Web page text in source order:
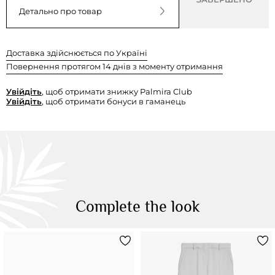
Детально про товар
Доставка здійснюється по Україні
Повернення протягом 14 днів з моменту отримання
Увійдіть, щоб отримати знижку Palmira Club
Увійдіть, щоб отримати бонуси в гаманець
Complete the look